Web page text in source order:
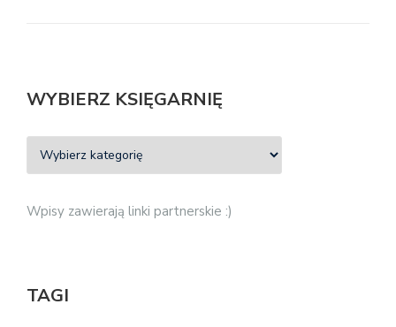
WYBIERZ KSIĘGARNIĘ
Wpisy zawierają linki partnerskie :)
TAGI